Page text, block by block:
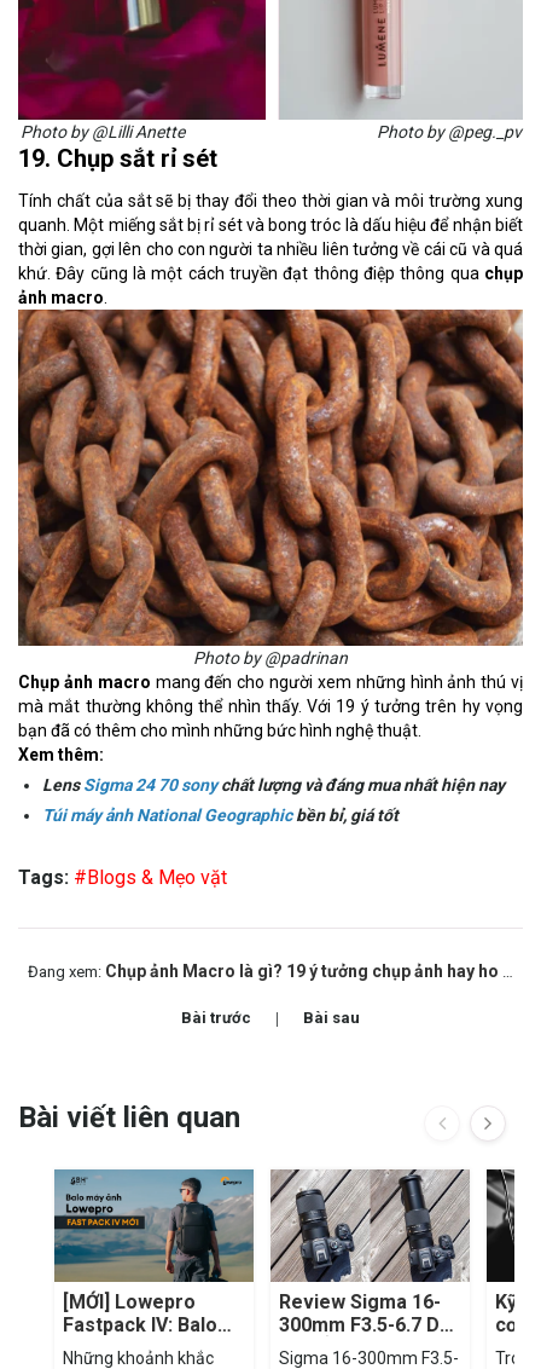
Photo by @Lilli Anette Photo by @peg._pv
19. Chụp sắt rỉ sét
Tính chất của sắt sẽ bị thay đổi theo thời gian và môi trường xung
quanh. Một miếng sắt bị rỉ sét và bong tróc là dấu hiệu để nhận biết
thời gian, gợi lên cho con người ta nhiều liên tưởng về cái cũ và quá
khứ. Đây cũng là một cách truyền đạt thông điệp thông qua chụp
ảnh macro
Photo by @padrinan
Chụp ảnh macro mang đến cho người xem những hình ảnh thú vị
mà mắt thường không thể nhìn thấy. Với 19 ý tưởng trên hy vọng
bạn đã có thêm cho mình những bức hình nghệ thuật.
Xem thêm:
LensSigma 24 70 sonychất lượng và đáng mua nhất hiện nay
Túi máy ảnh National Geographicbền bỉ, giá tốt
Tags: #Blogs & Mẹo vặt
Đang xem: Chụp ảnh Macro là gì? 19 ý tưởng chụp ảnh hay ho bạn nên thử
Bài trước Bài sau
Bài viết liên quan
[MỚI] Lowepro
Fastpack IV: Balo
máy ảnh cho
Những khoảnh khắc
Review Sigma 16-
300mm F3.5-6.7 DC
OS: Ống kính du lịch
Sigma 16-300mm F3.5-
Kỹ
cơ